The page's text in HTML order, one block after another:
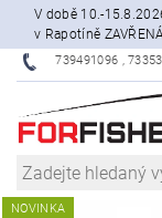
V době 10.-
v Rapotíně
739491096 ,
NOVINKA